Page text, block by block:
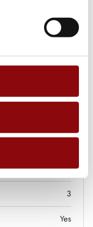
21.6 kg
KOSTAL
3
3
Yes